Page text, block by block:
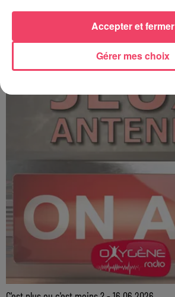
C'est plus ou c'est moins ? - 17 06 2026
Gérer mes choix
Accepter et fermer